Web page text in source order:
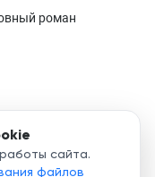
сайта.
файлов
роман